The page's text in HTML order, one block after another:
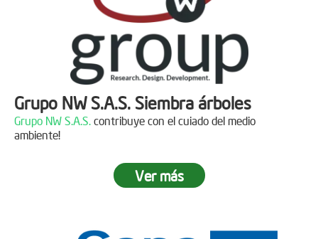
Grupo NW S.A.S. Siembra árboles
Grupo NW S.A.S. contribuye con el cuiado del medio
ambiente!
Jornada de reforestación
15 personas
Ver más